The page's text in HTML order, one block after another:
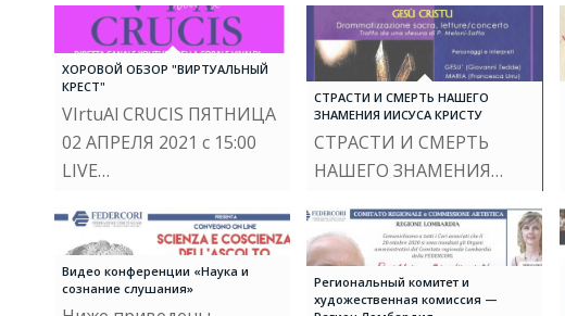
ХОРОВОЙ ОБЗОР "ВИРТУАЛЬНЫЙ
КРЕСТ"
VIrtuAl CRUCIS ПЯТНИЦА
02 АПРЕЛЯ 2021 с 15:00
LIVE…
СТРАСТИ И СМЕРТЬ НАШЕГО
ЗНАМЕНИЯ ИИСУСА КРИСТУ
СТРАСТИ И СМЕРТЬ
НАШЕГО ЗНАМЕНИЯ…
Видео конференции «Наука и
сознание слушания»
Региональный комитет и
художественная комиссия —